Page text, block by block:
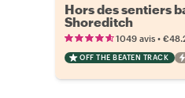
Hors des sentiers
Shoreditch
1049 avis •
OFF THE BEATEN TRACK